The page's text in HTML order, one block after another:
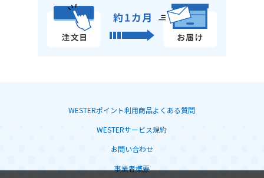
WESTERポイント利用商品よくある質問
WESTERサービス規約
お問い合わせ
事業者概要